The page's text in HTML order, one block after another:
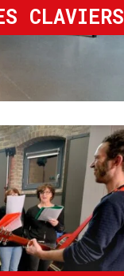
CLAVIERS